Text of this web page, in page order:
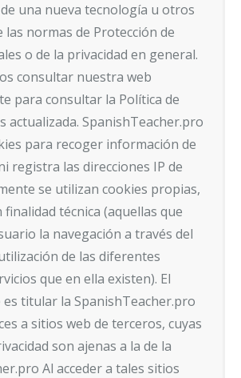
una nueva tecnología u otros
las normas de Protección de
o de la privacidad en general.
consultar nuestra web
para consultar la Política de
actualizada. SpanishTeacher.pro
para recoger información de
registra las direcciones IP de
se utilizan cookies propias,
finalidad técnica (aquellas que
la navegación a través del
de las diferentes
que en ella existen). El
titular la SpanishTeacher.pro
a sitios web de terceros, cuyas
son ajenas a la de la
Al acceder a tales sitios